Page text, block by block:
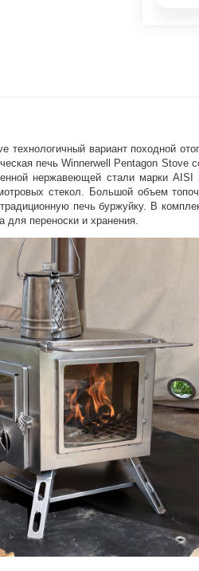
картыпо25%каждые 2
об оплате Плайтом
Остались вопросы?
8 800 302-02-51
plait.ru
технологичный вариант походной
печь Winnerwell Pentagon
нержавеющей стали марки
стекол. Большой объем
печь буржуйку. В
для переноски и хранения.